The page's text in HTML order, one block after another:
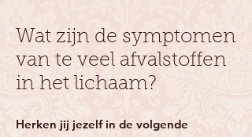
Wat zijn de symptomen
van te veel afvalstoffen
in het lichaam?
Herken jij jezelf in de volgende